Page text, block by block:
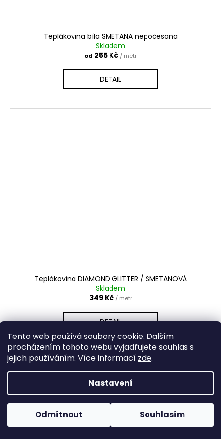
Tento web používá soubory cookie. Dalším
procházením tohoto webu vyjadřujete souhlas s
jejich používáním. Více informací zde.
Nastavení
Odmítnout Souhlasím
Teplákovina bílá SMETANA nepočesaná
Skladem
od 255 Kč / metr
DETAIL
Teplákovina DIAMOND GLITTER / SMETANOVÁ
Skladem
349 Kč / metr
DETAIL